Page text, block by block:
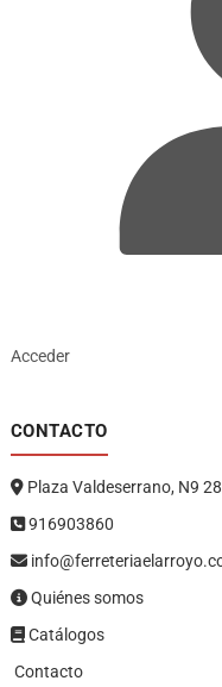
Acceder
CONTACTO
Plaza Valdeserrano, N9
916903860
Quiénes somos
Catálogos
Contacto